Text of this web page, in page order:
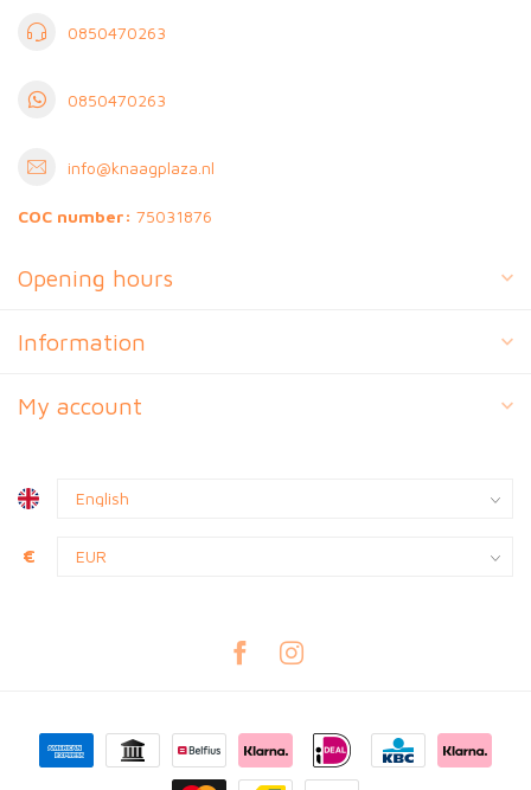
0850470263
0850470263
info@knaagplaza.nl
COC number: 75031876
Opening hours
Information
My account
€